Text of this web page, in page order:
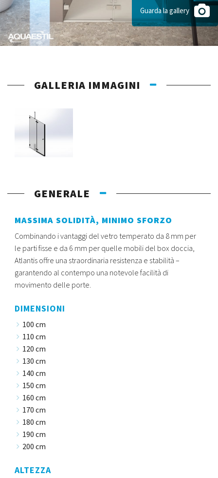
Guarda la gallery
GALLERIA IMMAGINI
GENERALE
MASSIMA SOLIDITÀ, MINIMO SFORZO
Combinando i vantaggi del vetro temperato da 8 mm per
le parti fisse e da 6 mm per quelle mobili del box doccia,
Atlantis offre una straordinaria resistenza e stabilità –
garantendo al contempo una notevole facilità di
movimento delle porte.
DIMENSIONI
100 cm
110 cm
120 cm
130 cm
140 cm
150 cm
160 cm
170 cm
180 cm
190 cm
200 cm
ALTEZZA